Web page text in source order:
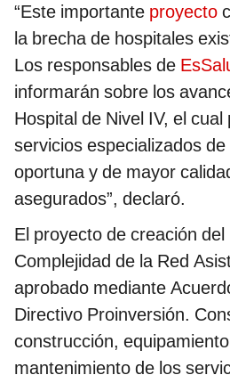
“Este importante proyecto
la brecha de hospitales
Los responsables de
informarán sobre los
Hospital de Nivel IV, el
servicios especializados
oportuna y de mayor
asegurados”, declaró.
El proyecto de creación
Complejidad de la Red
aprobado mediante
Directivo Proinversión.
construcción,
mantenimiento de los